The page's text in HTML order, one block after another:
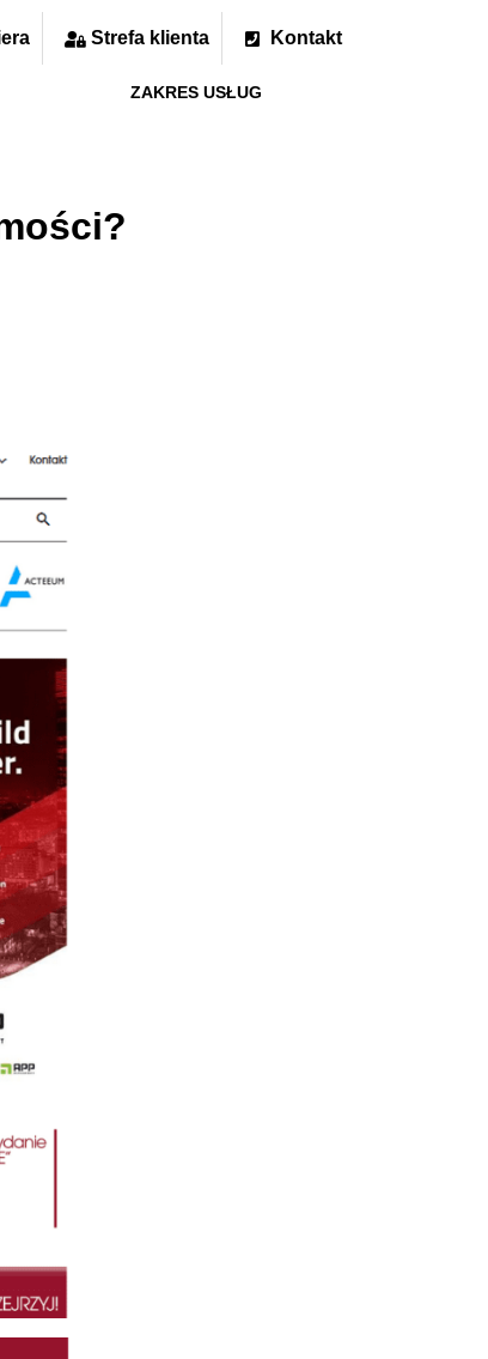
Strefa klienta Kontakt
ZAKRES USŁUG